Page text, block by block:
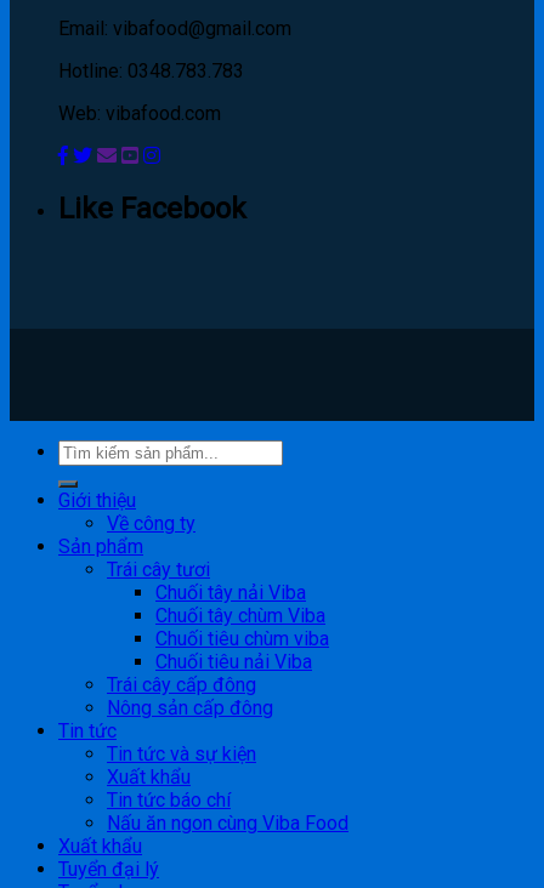
Email: vibafood@gmail.com
Hotline: 0348.783.783
Web: vibafood.com
Like Facebook
Giới thiệu
Về công ty
Sản phẩm
Trái cây tươi
Chuối tây nải Viba
Chuối tây chùm Viba
Chuối tiêu chùm viba
Chuối tiêu nải Viba
Trái cây cấp đông
Nông sản cấp đông
Tin tức
Tin tức và sự kiện
Xuất khẩu
Tin tức báo chí
Nấu ăn ngon cùng Viba Food
Xuất khẩu
Tuyển đại lý